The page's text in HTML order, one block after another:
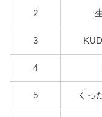
2
3
4
5 くっ